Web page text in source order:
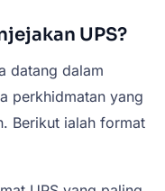
UPS?
datang dalam
perkhidmatan yang
Berikut ialah format